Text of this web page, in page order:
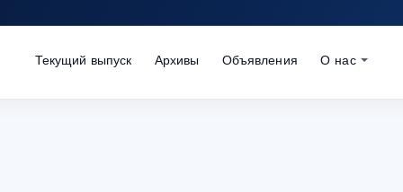
Текущий выпуск Архивы Объявления О нас